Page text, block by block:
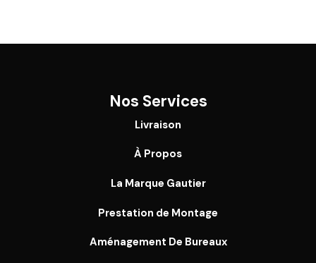
Nos Services
Livraison
À Propos
La Marque Gautier
Prestation de Montage
Aménagement De Bureaux